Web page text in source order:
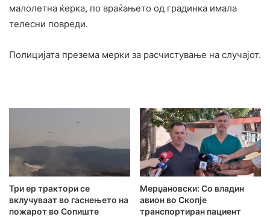
малолетна ќерка, по враќањето од градинка имала
телесни повреди.
Полицијата презема мерки за расчистување на случајот.
Три ер трактори се
вклучуваат во гаснењето на
пожарот во Сопиште
Мерџановски: Со владин
авион во Скопје
транспортиран пациент